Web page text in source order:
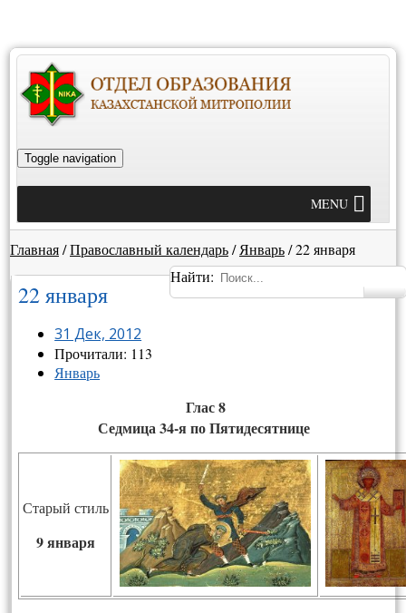
Toggle navigation
MENU
Главная/Православный календарь/ Январь/22 января
Найти:
22 января
31 Дек, 2012
Прочитали: 113
Январь
Глас 8
Седмица 34-я по Пятидесятнице
Старый стиль
9 января